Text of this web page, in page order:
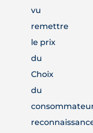
vu
remettre
le prix
du
Choix
du